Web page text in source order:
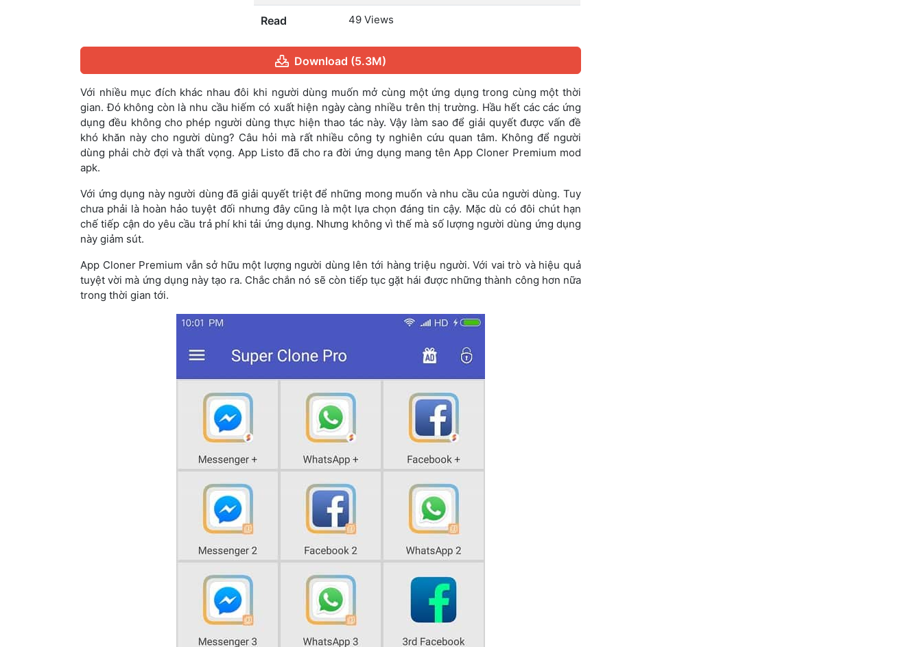
Read 49 Views
Download (5.3M)
Với nhiều mục đích khác nhau đôi khi người dùng muốn mở cùng một ứng dụng trong cùng một thời
gian. Đó không còn là nhu cầu hiếm có xuất hiện ngày càng nhiều trên thị trường. Hầu hết các các ứng
dụng đều không cho phép người dùng thực hiện thao tác này. Vậy làm sao để giải quyết được vấn đề
khó khăn này cho người dùng? Câu hỏi mà rất nhiều công ty nghiên cứu quan tâm. Không để người
dùng phải chờ đợi và thất vọng. App Listo đã cho ra đời ứng dụng mang tên App Cloner Premium mod
apk.
Với ứng dụng này người dùng đã giải quyết triệt để những mong muốn và nhu cầu của người dùng. Tuy
chưa phải là hoàn hảo tuyệt đối nhưng đây cũng là một lựa chọn đáng tin cậy. Mặc dù có đôi chút hạn
chế tiếp cận do yêu cầu trả phí khi tải ứng dụng. Nhưng không vì thế mà số lượng người dùng ứng dụng
này giảm sút.
App Cloner Premium vẫn sở hữu một lượng người dùng lên tới hàng triệu người. Với vai trò và hiệu quả
tuyệt vời mà ứng dụng này tạo ra. Chắc chắn nó sẽ còn tiếp tục gặt hái được những thành công hơn nữa
trong thời gian tới.